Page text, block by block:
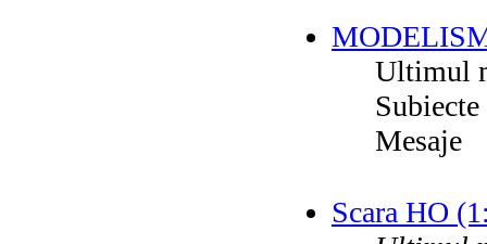
Ultimul
Subiecte
Mesaje
Scara HO